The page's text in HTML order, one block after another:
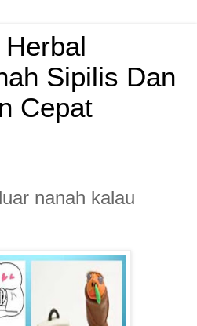
Sipilis Dan
Cepat
nanah kalau